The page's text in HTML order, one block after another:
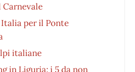
per il Ponte
italiane
in Liguria: i 5 da non